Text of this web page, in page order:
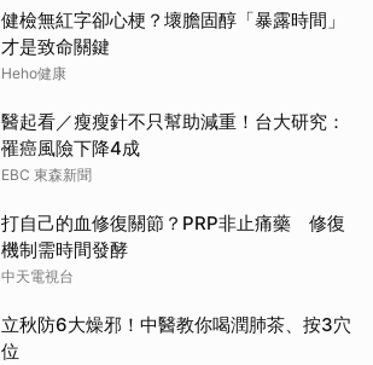
健檢無紅字卻心梗？壞膽固醇「暴露時間」
才是致命關鍵
Heho健康
醫起看／瘦瘦針不只幫助減重！台大研究：
罹癌風險下降4成
EBC 東森新聞
打自己的血修復關節？PRP非止痛藥 修復
機制需時間發酵
中天電視台
立秋防6大燥邪！中醫教你喝潤肺茶、按3穴
位